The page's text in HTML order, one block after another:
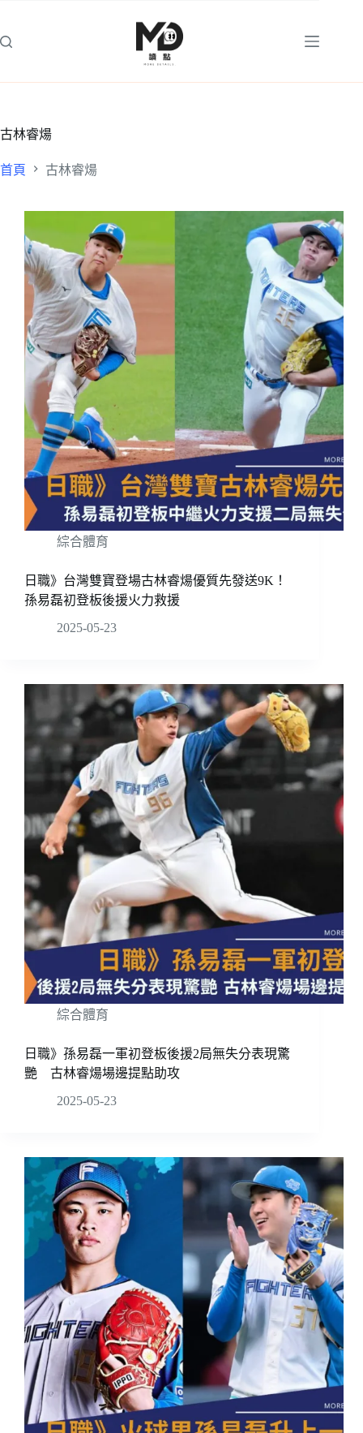
主
古林睿煬
首頁 古林睿煬
綜合體育
日職》台灣雙寶登場古林睿煬優質先發送9K！
孫易磊初登板後援火力救援
2025-05-23
綜合體育
日職》孫易磊一軍初登板後援2局無失分表現驚
艷 古林睿煬場邊提點助攻
2025-05-23